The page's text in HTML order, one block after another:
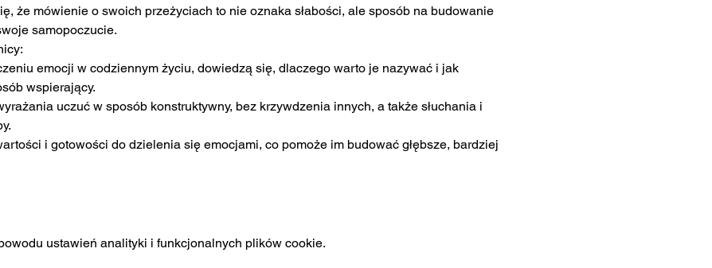
że mówienie o swoich przeżyciach to nie oznaka słabości, ale sposób na budowanie
samopoczucie.
emocji w codziennym życiu, dowiedzą się, dlaczego warto je nazywać i jak
wspierający.
uczuć w sposób konstruktywny, bez krzywdzenia innych, a także słuchania i
i gotowości do dzielenia się emocjami, co pomoże im budować głębsze, bardziej
ustawień analityki i funkcjonalnych plików cookie.